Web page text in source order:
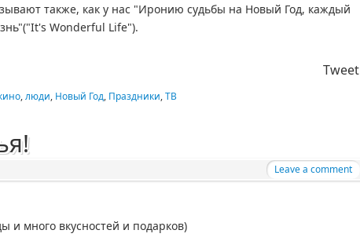
также, как у нас "Иронию судьбы на Новый Год, каждый
Wonderful Life").
Tweet
,люди, Новый Год, Праздники,ТВ
Leave a comment
и много вкусностей и подарков)